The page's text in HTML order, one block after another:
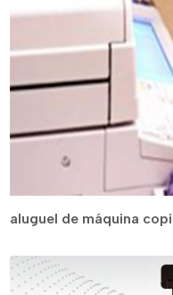
aluguel de máquina